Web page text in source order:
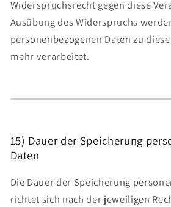
Widerspruchsrecht gegen diese
Ausübung des Widerspruchs
personenbezogenen Daten zu
mehr verarbeitet.
15) Dauer der Speicherung
Daten
Die Dauer der Speicherung
richtet sich nach der jeweiligen